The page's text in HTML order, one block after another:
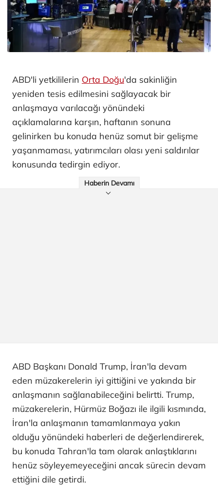
ABD'li yetkililerin Orta Doğu'da sakinliğin
yeniden tesis edilmesini sağlayacak bir
anlaşmaya varılacağı yönündeki
açıklamalarına karşın, haftanın sonuna
gelinirken bu konuda henüz somut bir gelişme
yaşanmaması, yatırımcıları olası yeni saldırılar
konusunda tedirgin ediyor.
Haberin Devamı
ABD Başkanı Donald Trump, İran'la devam
eden müzakerelerin iyi gittiğini ve yakında bir
anlaşmanın sağlanabileceğini belirtti. Trump,
müzakerelerin, Hürmüz Boğazı ile ilgili kısmında,
İran'la anlaşmanın tamamlanmaya yakın
olduğu yönündeki haberleri de değerlendirerek,
bu konuda Tahran'la tam olarak anlaştıklarını
henüz söyleyemeyeceğini ancak sürecin devam
ettiğini dile getirdi.